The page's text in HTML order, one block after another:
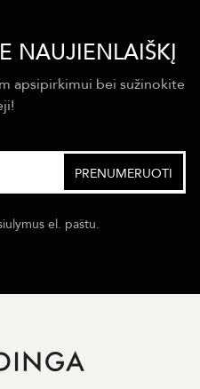
NAUJIENLAIŠKĮ
apsipirkimui bei sužinokite
el. paštu.